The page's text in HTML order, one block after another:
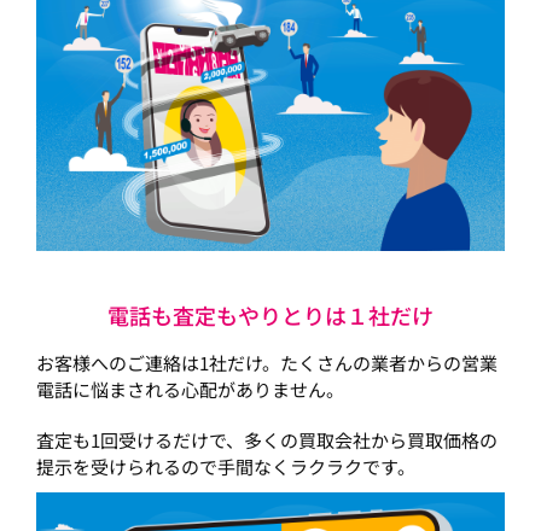
電話も査定もやりとりは１社だけ
お客様へのご連絡は1社だけ。たくさんの業者からの営業
電話に悩まされる心配がありません。
査定も1回受けるだけで、多くの買取会社から買取価格の
提示を受けられるので手間なくラクラクです。